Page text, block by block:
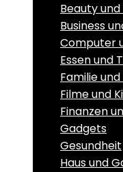
Beauty
Business
Computer
Essen und
Familie
Filme und
Finanzen
Gadgets
Gesundheit
Haus und